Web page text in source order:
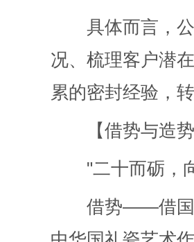
具体而言，公
况、梳理客户潜
累的密封经验，
【借势与造势
"二十而砺，向
借势——借国家